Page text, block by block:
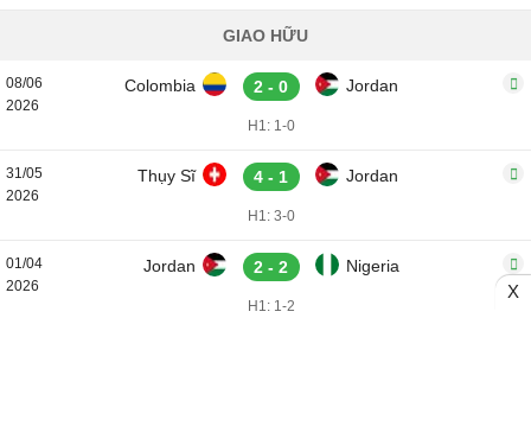
GIAO HỮU
08/06
2026
Colombia 2 - 0 Jordan
H1: 1-0
31/05
2026
Thụy Sĩ 4 - 1 Jordan
H1: 3-0
01/04
2026
Jordan 2 - 2 Nigeria
H1: 1-2
X